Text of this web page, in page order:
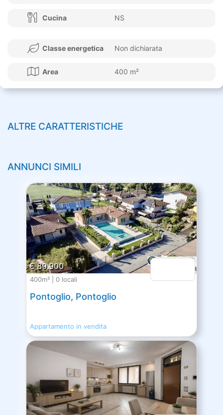
Cucina NS
Classe energetica Non dichiarata
Area 400 m²
ALTRE CARATTERISTICHE
ANNUNCI SIMILI
€ 89.900
400m² | 0 locali
Pontoglio, Pontoglio
Appartamento in vendita